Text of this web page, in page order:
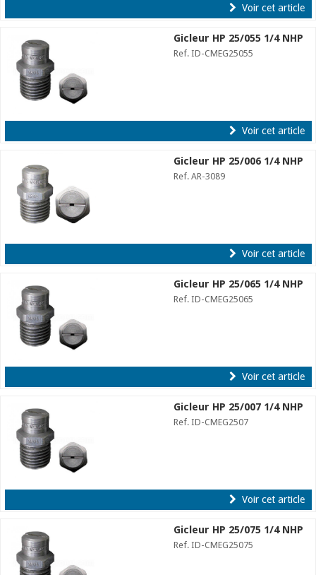
Voir cet article
Gicleur HP 25/055 1/4 NHP
Ref. ID-CMEG25055
Voir cet article
Gicleur HP 25/006 1/4 NHP
Ref. AR-3089
Voir cet article
Gicleur HP 25/065 1/4 NHP
Ref. ID-CMEG25065
Voir cet article
Gicleur HP 25/007 1/4 NHP
Ref. ID-CMEG2507
Voir cet article
Gicleur HP 25/075 1/4 NHP
Ref. ID-CMEG25075